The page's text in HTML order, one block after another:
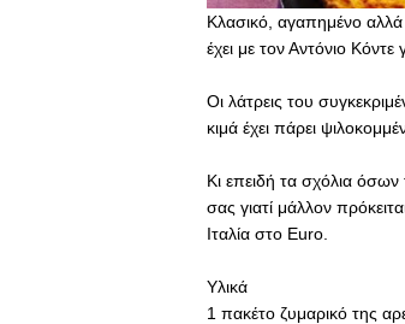
Κλασικό, αγαπημένο
έχει με τον Αντόνιο
Οι λάτρεις του
κιμά έχει πάρει
Κι επειδή τα σχόλια
σας γιατί μάλλον
Ιταλία στο Euro.
Υλικά
1 πακέτο ζυμαρικό της